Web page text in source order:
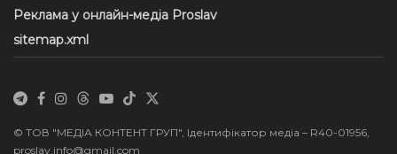
Реклама у онлайн-медіа Proslav
sitemap.xml
© ТОВ "МЕДІА КОНТЕНТ ГРУП", Ідентифікатор медіа – R40-01956,
proslav.info@gmail.com